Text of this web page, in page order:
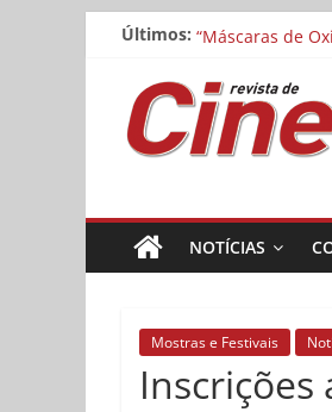
Pular
conteúdo
Últimos: Cinemateca
Matheus
Noite dos
Museu da
Revista
de
Cinema
NOTÍCIAS
Mostras e Festivais